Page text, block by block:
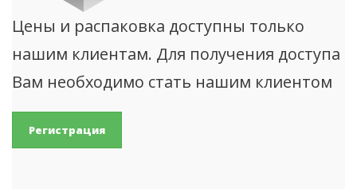
Цены и распаковка доступны только
нашим клиентам. Для получения доступа
Вам необходимо стать нашим клиентом
Регистрация